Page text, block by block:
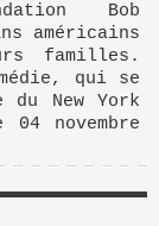
Bob
américains
familles.
qui se
New York
novembre